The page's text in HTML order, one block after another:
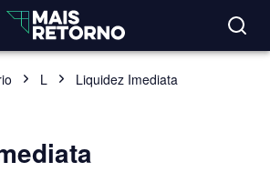
L Liquidez Imediata